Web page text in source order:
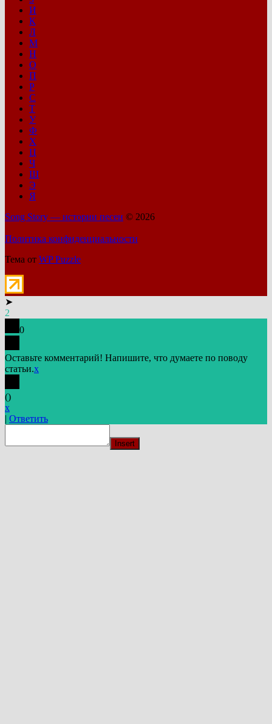
И
К
Л
М
Н
О
П
Р
С
Т
У
Ф
Х
Ц
Ч
Ш
Э
Я
Song Story — истории песен © 2026
Политика конфиденциальности
Тема от WP Puzzle
➤
2
0
Оставьте комментарий! Напишите, что думаете по поводу
статьи.x
()
x
| Ответить
Insert